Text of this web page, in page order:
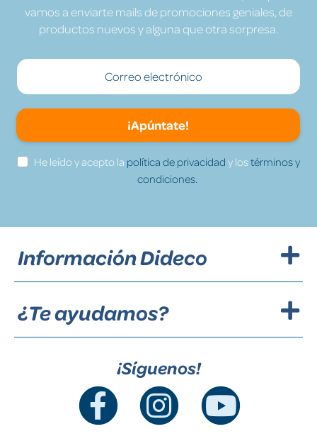
vamos a enviarte mails de promociones geniales, de
productos nuevos y alguna que otra sorpresa.
¡Apúntate!
He leído y acepto la política de privacidad y lostérminos y
condiciones.
Información Dideco
¿Te ayudamos?
¡Síguenos!